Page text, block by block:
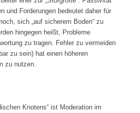
und Forderungen bedeutet daher für
sich „auf sicherem Boden“ zu
hingegen heißt, Probleme
zu tragen. Fehler zu vermeiden
zu sein) hat einen höheren
zu nutzen.
Knotens“ ist Moderation im